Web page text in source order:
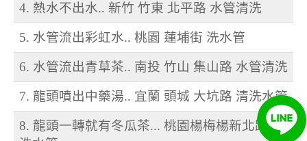
4. 熱水不出水.. 新竹 竹東 北平路 水管清洗
5. 水管流出彩虹水.. 桃園 蓮埔街 洗水管
6. 水管流出青草茶.. 南投 竹山 集山路 水管清洗
7. 龍頭噴出中藥湯.. 宜蘭 頭城 大坑路 清洗水管
8. 龍頭一轉就有冬瓜茶... 桃園楊梅楊新北路 清